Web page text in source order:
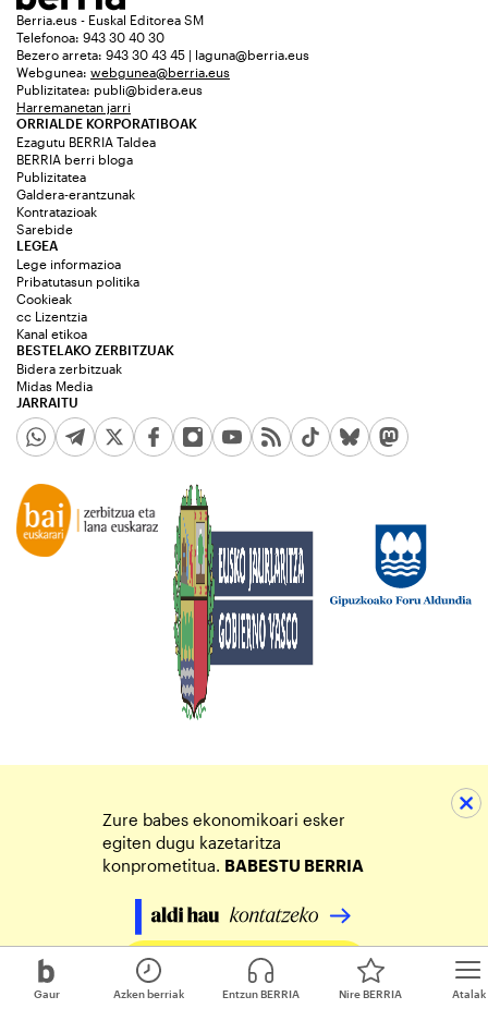
Gaur Atalak
Azken berriak Entzun BERRIA Nire BERRIA
Berria.eus - Euskal Editorea SM
Telefonoa: 943 30 40 30
Bezero arreta: 943 30 43 45 | laguna@berria.eus
Webgunea: webgunea@berria.eus
Publizitatea: publi@bidera.eus
Harremanetan jarri
ORRIALDE KORPORATIBOAK
Ezagutu BERRIA Taldea
BERRIA berri bloga
Publizitatea
Galdera-erantzunak
Kontratazioak
Sarebide
JARRAITU
LEGEA
Lege informazioa
Pribatutasun politika
Cookieak
cc Lizentzia
Kanal etikoa
BESTELAKO ZERBITZUAK
Bidera zerbitzuak
Midas Media
Zure babes ekonomikoari esker
egiten dugu kazetaritza
konprometitua. BABESTU BERRIA
Egin zure ekarpena